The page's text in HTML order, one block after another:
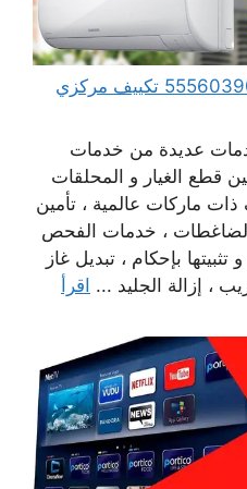
فني تكييف وتبريد الرميثية 55560390 تكييف مركزي
عديدة من خدمات
قطع الغيار و المحلقات
ذات ماركات عالمية ، تأمين
الضاغطات ، خدمات الفحص
بإحكام ، تبديل غاز
، إزالة الجليد ... اقرأ